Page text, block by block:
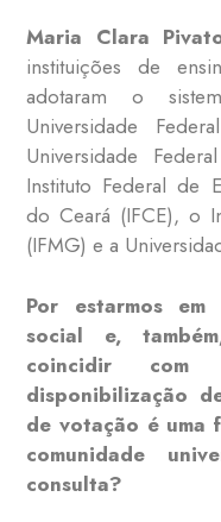
Maria Clara
instituições de
adotaram o
Universidade
Universidade
Instituto Federal de
do Ceará (IFCE), o
(IFMG) e a
Por estarmos
social e,
coincidir com
disponibilização
de votação é
comunidade
consulta?